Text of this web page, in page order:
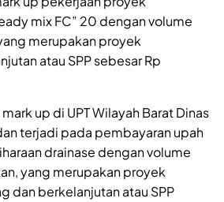
mix FC” 20 dengan volume
merupakan proyek
atau SPP sebesar Rp
up di UPT Wilayah Barat Dinas
terjadi pada pembayaran upah
drainase dengan volume
yang merupakan proyek
dan berkelanjutan atau SPP